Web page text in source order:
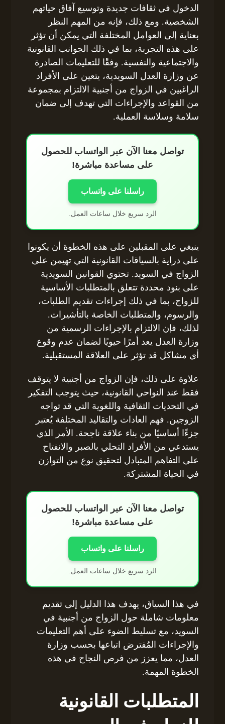
الدخول في ثقافات جديدة وتوسيع آفاق حياتهم
الشخصية. ومع ذلك، فإنه من المهم النظر
بعناية إلى العوامل المختلفة التي يمكن أن تؤثر
على هذه التجربة، بما في ذلك الجوانب القانونية
والاجتماعية والنفسية. وفقًا للتعليمات الصادرة
عن وزارة العدل السويدية، يتعين على الأفراد
الراغبين في الزواج من أجنبية الالتزام بمجموعة
من القواعد والإجراءات التي تهدف إلى ضمان
سلامة وسلاسة العملية.
تواصل معنا الآن عبر الواتساب للحصول
على مساعدة مباشرة!
راسلنا على واتساب
الرد سريع خلال ساعات العمل.
ينبغي على المقبلين على هذه الخطوة أن يكونوا
على دراية بالسياقات القانونية التي تهيمن على
الزواج في السويد. تحتوي القوانين السويدية
على بنود محددة تتعلق بالمتطلبات الأساسية
للزواج، بما في ذلك إجراءات تقديم الطلبات،
والرسوم، والمتطلبات الخاصة بالتأشيرات.
لذلك، فإن الالتزام بالإجراءات الرسمية من
وزارة العدل يعد أمرًا حيويًا لضمان عدم وقوع
أي مشاكل قد تؤثر على العلاقة المستقبلية.
علاوة على ذلك، فإن الزواج من أجنبية لا يتوقف
فقط عند النواحي القانونية، حيث يتوجب التفكير
في التحديات الثقافية واللغوية التي قد تواجه
الزوجين. فهم العادات والتقاليد المختلفة يُعتبر
جزءًا أساسيًا من بناء علاقة ناجحة. الأمر الذي
يستدعي من الأفراد التحلي بالصبر والانفتاح
على التفاهم المتبادل لتحقيق نوع من التوازن
في الحياة المشتركة.
تواصل معنا الآن عبر الواتساب للحصول
على مساعدة مباشرة!
راسلنا على واتساب
الرد سريع خلال ساعات العمل.
في هذا السياق، يهدف هذا الدليل إلى تقديم
معلومات شاملة حول الزواج من أجنبية في
السويد، مع تسليط الضوء على أهم التعليمات
والإجراءات المُفترض اتباعها بحسب وزارة
العدل، مما يعزز من فرص النجاح في هذه
الخطوة المهمة.
المتطلبات القانونية